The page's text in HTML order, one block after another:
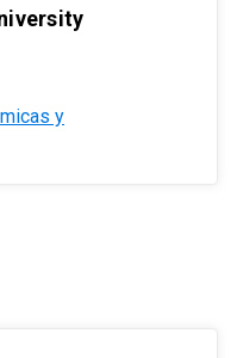
y